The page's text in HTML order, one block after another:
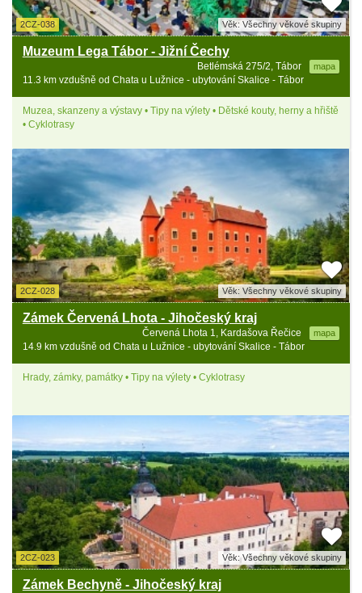
2CZ-038 Věk: Všechny věkové skupiny
Muzeum Lega Tábor - Jižní Čechy
Betlémská 275/2, Tábor mapa
11.3 km vzdušně od Chata u Lužnice - ubytování Skalice - Tábor
Muzea, skanzeny a výstavy • Tipy na výlety • Dětské kouty, herny a hřiště
• Cyklotrasy
2CZ-028 Věk: Všechny věkové skupiny
Zámek Červená Lhota - Jihočeský kraj
Červená Lhota 1, Kardašova Řečice mapa
14.9 km vzdušně od Chata u Lužnice - ubytování Skalice - Tábor
Hrady, zámky, památky • Tipy na výlety • Cyklotrasy
2CZ-023 Věk: Všechny věkové skupiny
Zámek Bechyně - Jihočeský kraj